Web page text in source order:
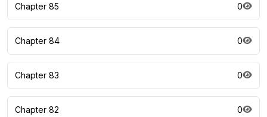
Chapter 85 0
Chapter 84 0
Chapter 83 0
Chapter 82 0